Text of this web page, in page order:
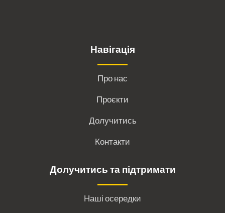
Навігація
Про нас
Проєкти
Долучитись
Контакти
Долучитись та підтримати
Наші осередки